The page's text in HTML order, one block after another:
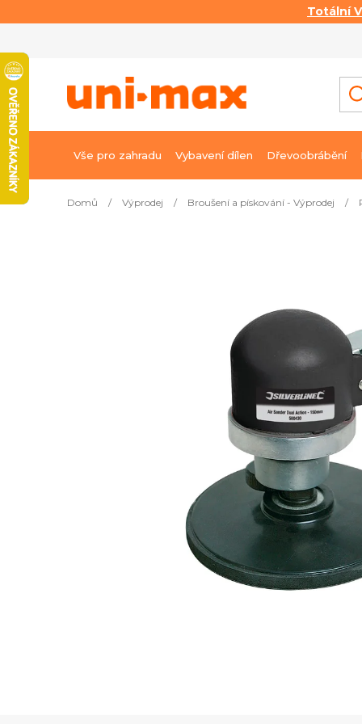
Totální
obsah
Vše pro zahradu Vybavení dílen Dřevoobrábění
Domů / Výprodej / Broušení a pískování - Výprodej /